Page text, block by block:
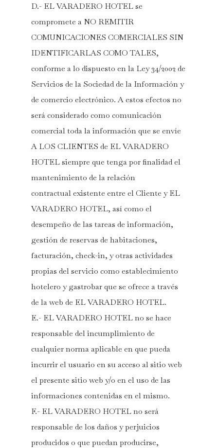
D.- EL VARADERO HOTEL se
compromete a NO REMITIR
COMUNICACIONES COMERCIALES SIN
IDENTIFICARLAS COMO TALES,
conforme a lo dispuesto en la Ley 34/2002 de
Servicios de la Sociedad de la Información y
de comercio electrónico. A estos efectos no
será considerado como comunicación
comercial toda la información que se envíe
A LOS CLIENTES de EL VARADERO
HOTEL siempre que tenga por finalidad el
mantenimiento de la relación
contractual existente entre el Cliente y EL
VARADERO HOTEL, así como el
desempeño de las tareas de información,
gestión de reservas de habitaciones,
facturación, check-in, y otras actividades
propias del servicio como establecimiento
hotelero y gastrobar que se ofrece a través
de la web de EL VARADERO HOTEL.
E.- EL VARADERO HOTEL no se hace
responsable del incumplimiento de
cualquier norma aplicable en que pueda
incurrir el usuario en su acceso al sitio web
el presente sitio web y/o en el uso de las
informaciones contenidas en el mismo.
F.- EL VARADERO HOTEL no será
responsable de los daños y perjuicios
producidos o que puedan producirse,
Hotel Boutique El
Zahara de los Atunes,
Telefono: +34 956 439 038
reservas@el-